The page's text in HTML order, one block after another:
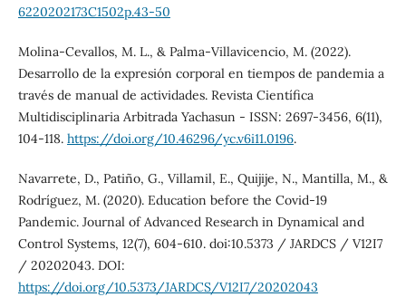
6220202173C1502p.43-50
Molina-Cevallos, M. L., & Palma-Villavicencio, M. (2022).
Desarrollo de la expresión corporal en tiempos de pandemia a
través de manual de actividades. Revista Científica
Multidisciplinaria Arbitrada Yachasun - ISSN: 2697-3456, 6(11),
104-118. https://doi.org/10.46296/yc.v6i11.0196.
Navarrete, D., Patiño, G., Villamil, E., Quijije, N., Mantilla, M., &
Rodríguez, M. (2020). Education before the Covid-19
Pandemic. Journal of Advanced Research in Dynamical and
Control Systems, 12(7), 604-610. doi:10.5373 / JARDCS / V12I7
/ 20202043. DOI:
https://doi.org/10.5373/JARDCS/V12I7/20202043